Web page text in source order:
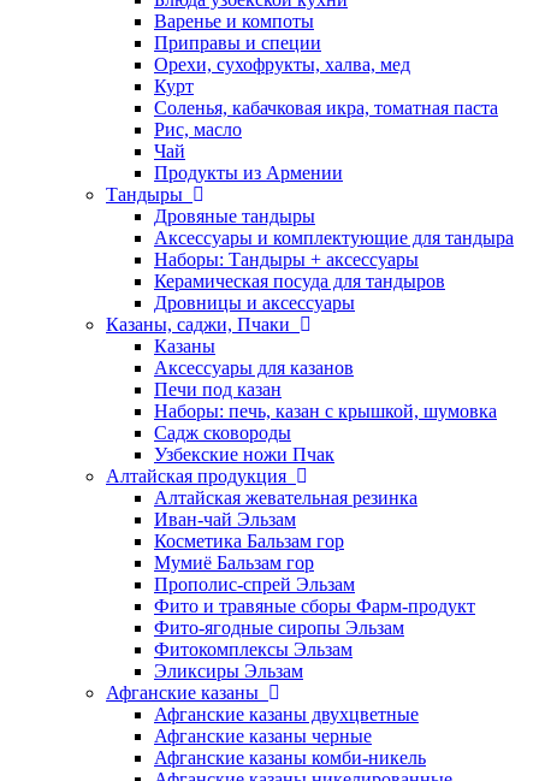
Варенье и компоты
Приправы и специи
Орехи, сухофрукты, халва, мед
Курт
Соленья, кабачковая икра, томатная паста
Рис, масло
Чай
Продукты из Армении
Тандыры
Дровяные тандыры
Аксессуары и комплектующие для тандыра
Наборы: Тандыры + аксессуары
Керамическая посуда для тандыров
Дровницы и аксессуары
Казаны, саджи, Пчаки
Казаны
Аксессуары для казанов
Печи под казан
Наборы: печь, казан с крышкой, шумовка
Садж сковороды
Узбекские ножи Пчак
Алтайская продукция
Алтайская жевательная резинка
Иван-чай Эльзам
Косметика Бальзам гор
Мумиё Бальзам гор
Прополис-спрей Эльзам
Фито и травяные сборы Фарм-продукт
Фито-ягодные сиропы Эльзам
Фитокомплексы Эльзам
Эликсиры Эльзам
Афганские казаны
Афганские казаны двухцветные
Афганские казаны черные
Афганские казаны комби-никель